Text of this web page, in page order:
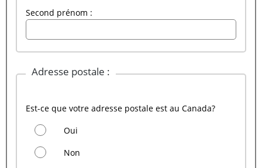
Second prénom :
Adresse postale :
Est-ce que votre adresse postale est au Canada?
Oui
Non